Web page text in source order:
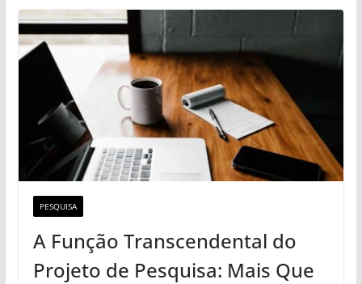
PESQUISA
A Função Transcendental do
Projeto de Pesquisa: Mais Que